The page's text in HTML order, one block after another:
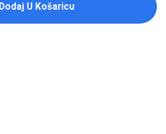
Dodaj U Košaricu